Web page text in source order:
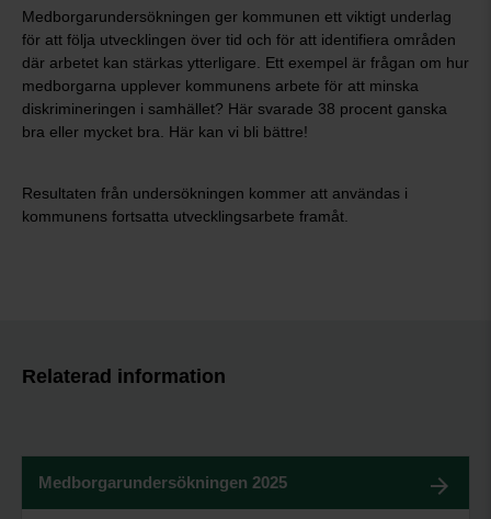
Medborgarundersökningen ger kommunen ett viktigt underlag
för att följa utvecklingen över tid och för att identifiera områden
där arbetet kan stärkas ytterligare. Ett exempel är frågan om hur
medborgarna upplever kommunens arbete för att minska
diskrimineringen i samhället? Här svarade 38 procent ganska
bra eller mycket bra. Här kan vi bli bättre!
Resultaten från undersökningen kommer att användas i
kommunens fortsatta utvecklingsarbete framåt.
Relaterad information
Medborgarundersökningen 2025